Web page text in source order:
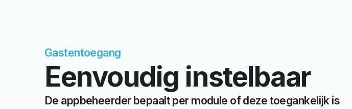
Gastentoegang ​
Eenvoudig instelbaar
De appbeheerder bepaalt per module of deze toegankelijk is